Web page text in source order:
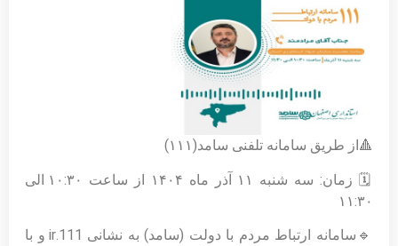
🔺از طریق سامانه تلفنی سامد(۱۱۱)
🗓 زمان: سه شنبه ۱۱ آذر ماه ۱۴۰۴ از ساعت ۱۰:۳۰ الی
۱۱:۳۰
🔹سامانه ارتباط مردم با دولت (سامد) به نشانی 111.ir و با